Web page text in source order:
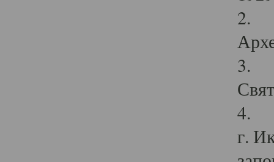
2.
3.
4.
г.